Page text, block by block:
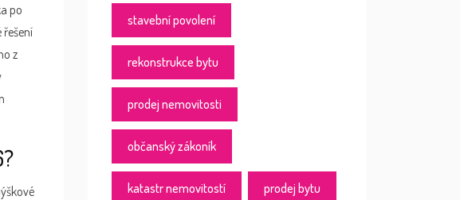
po
z
stavební povolení
rekonstrukce bytu
prodej nemovitosti
občanský zákoník
katastr nemovitostí prodej bytu